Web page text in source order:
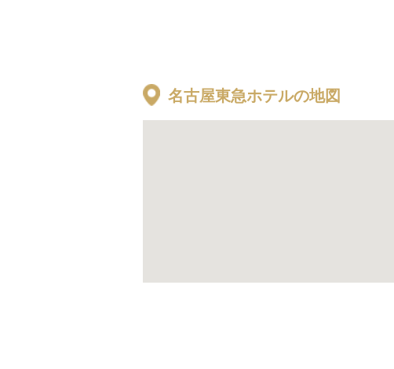
名古屋東急ホテルの地図